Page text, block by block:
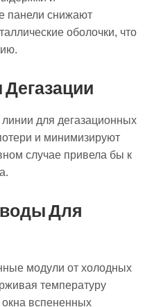
панели снижают
оболочки, что
для дегазационных
и минимизируют
случае привела бы к
Для
модули от холодных
температуру
вспененных